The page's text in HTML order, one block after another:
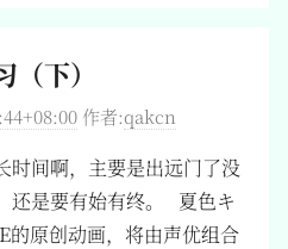
下）
作者:qakcn
时间啊，主要是出远门了没
是要有始有终。 夏色キ
的原创动画，将由声优组合